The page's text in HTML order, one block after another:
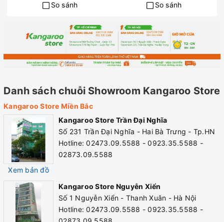
So sánh So sánh
Danh sách chuỗi Showroom Kangaroo Store
Kangaroo Store Miền Bắc
Xem bản đồ
Kangaroo Store Trần Đại Nghĩa
Số 231 Trần Đại Nghĩa - Hai Bà Trưng - Tp.HN
Hotline: 02473.09.5588 - 0923.35.5588 -
02873.09.5588
Kangaroo Store Nguyễn Xiển
Số 1 Nguyễn Xiển - Thanh Xuân - Hà Nội
Hotline: 02473.09.5588 - 0923.35.5588 -